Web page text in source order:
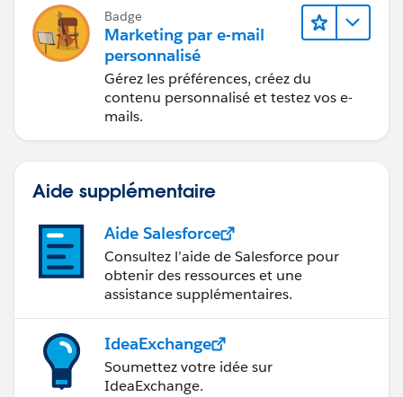
Badge
Marketing par e-mail
personnalisé
Gérez les préférences, créez du
contenu personnalisé et testez vos e-
mails.
Aide supplémentaire
Aide Salesforce
Consultez l’aide de Salesforce pour
obtenir des ressources et une
assistance supplémentaires.
IdeaExchange
Soumettez votre idée sur
IdeaExchange.